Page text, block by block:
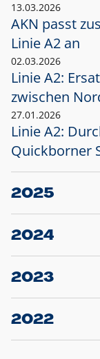
13.03.2026
AKN passt
Linie A2 an
02.03.2026
Linie A2:
zwischen
27.01.2026
Linie A2:
Quickborner
2025
23.12.2025
Projekt S5:
2024
10.12.2024
Großprojekt
2023
20.12.2023
Schleswig-
2022
22.12.2022